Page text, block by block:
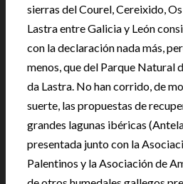
sierras del Courel, Cereixido,
Lastra entre Galicia y León
con la declaración nada más,
menos, que del Parque Natural
da Lastra. No han corrido, de
suerte, las propuestas de
grandes lagunas ibéricas
presentada junto con la
Palentinos y la Asociación de